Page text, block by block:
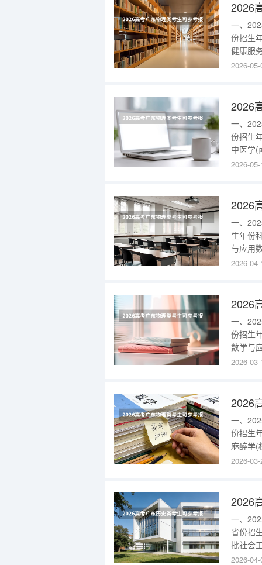
一、
份招生
健康服
(金海校
2026-
一、
份招生
中医学(
区)(不
2026-
2026
一、
生年份
与应用
与集成
2026-
一、
份招生
数学与
科批物
2026-
一、
份招生
麻醉学(
物理类
2026-
一、
省份招
批社会
(不招色
2026-